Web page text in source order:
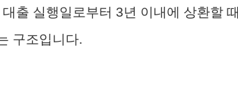
출 실행일로부터 3년 이내에 상환할
구조입니다.